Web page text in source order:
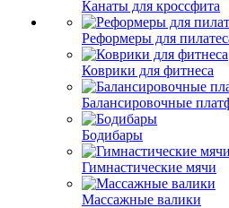
Канаты для кроссфита
Реформеры для
Коврики для фитнеса
Балансировочные
Бодибары
Гимнастические мячи
Массажные валики